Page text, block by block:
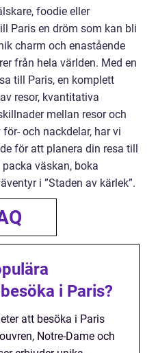
foodie eller
Paris en dröm som kan bli
charm och enastående
från hela världen. Med en
till Paris, en komplett
resor, kvantitativa
mellan resor och
och nackdelar, har vi
för att planera din resa till
väskan, boka
i ”Staden av kärlek”.
i Paris?
att besöka i Paris
Notre-Dame och